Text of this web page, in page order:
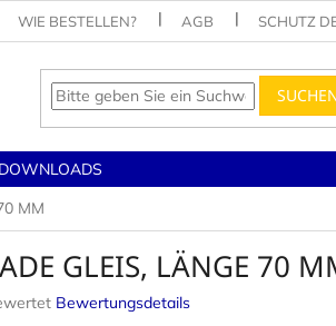
WIE BESTELLEN? AGB SCHUTZ
DOWNLOADS
MM
GLEIS, LÄNGE 70
Bewertungsdetails